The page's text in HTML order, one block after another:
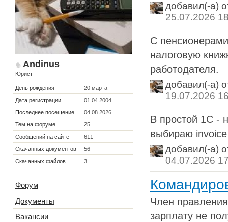
Andinus
Юрист
День рождения
20 марта
Дата регистрации
01.04.2004
Последнее посещение
04.08.2026
Тем на форуме
25
Сообщений на сайте
611
Скачанных документов
56
Скачанных файлов
3
Форум
Документы
Вакансии
добавил(-а)
25.07.2026
С
налоговую
работодателя.
добавил(-а)
19.07.2026
В простой 1С -
выбираю invoice
добавил(-а)
04.07.2026
Член
зарплату не